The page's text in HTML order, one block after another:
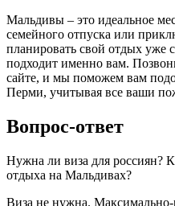
Мальдивы – это идеальное
семейного отпуска или
планировать свой отдых уже
подходит именно вам.
сайте, и мы поможем вам
Перми, учитывая все ваши
Вопрос-ответ
Нужна ли виза для россиян?
отдыха на Мальдивах?
Виза не нужна.